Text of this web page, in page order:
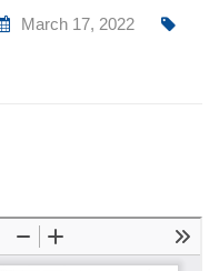
March 17, 2022